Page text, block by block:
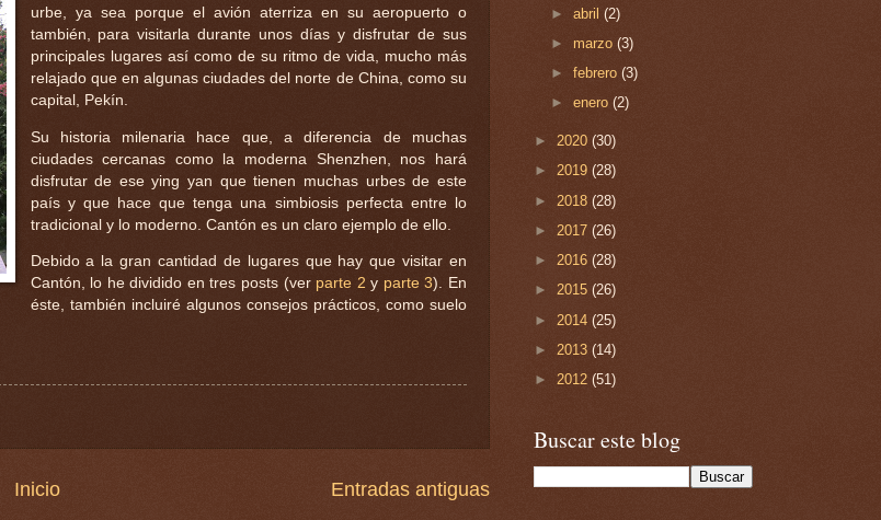
urbe, ya sea porque el avión aterriza en su aeropuerto o
también, para visitarla durante unos días y disfrutar de sus
principales lugares así como de su ritmo de vida, mucho más
relajado que en algunas ciudades del norte de China, como su
capital, Pekín.
Su historia milenaria hace que, a diferencia de muchas
ciudades cercanas como la moderna Shenzhen, nos hará
disfrutar de ese ying yan que tienen muchas urbes de este
país y que hace que tenga una simbiosis perfecta entre lo
tradicional y lo moderno. Cantón es un claro ejemplo de ello.
Debido a la gran cantidad de lugares que hay que visitar en
Cantón, lo he dividido en tres posts (ver parte 2 y parte 3). En
éste, también incluiré algunos consejos prácticos, como suelo
Entradas antiguas
Inicio
►abril(2)
► marzo(3)
►febrero(3)
►enero(2)
► 2020 (30)
► 2019 (28)
► 2018 (28)
► 2017 (26)
► 2016 (28)
► 2015 (26)
► 2014 (25)
► 2013 (14)
► 2012 (51)
Buscar este blog